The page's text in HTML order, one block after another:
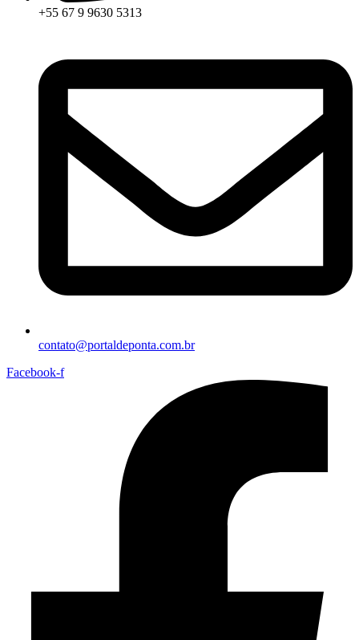
+55 67 9 9630 5313
contato@portaldeponta.com.br
Facebook-f